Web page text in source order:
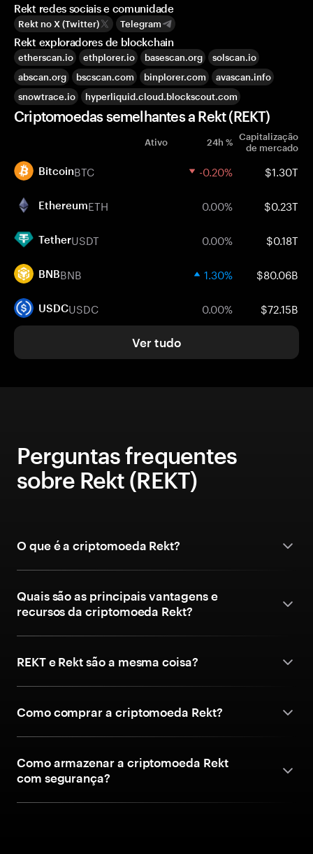
Rekt redes sociais e comunidade
Rekt no X (Twitter) Telegram
Rekt exploradores de blockchain
etherscan.io ethplorer.io basescan.org
solscan.io
abscan.org
bscscan.com binplorer.com
avascan.info
snowtrace.io
hyperliquid.cloud.blockscout.com
Criptomoedas semelhantes a Rekt (REKT)
Ativo 24h % Capitalização
de mercado
BitcoinBTC -0.20% $1.30T
EthereumETH 0.00% $0.23T
TetherUSDT 0.00% $0.18T
BNBBNB 1.30% $80.06B
USDCUSDC 0.00% $72.15B
Ver tudo
Perguntas frequentes
sobre Rekt (REKT)
O que é a criptomoeda Rekt?
Quais são as principais vantagens e
recursos da criptomoeda Rekt?
REKT e Rekt são a mesma coisa?
Como comprar a criptomoeda Rekt?
Como armazenar a criptomoeda Rekt
com segurança?